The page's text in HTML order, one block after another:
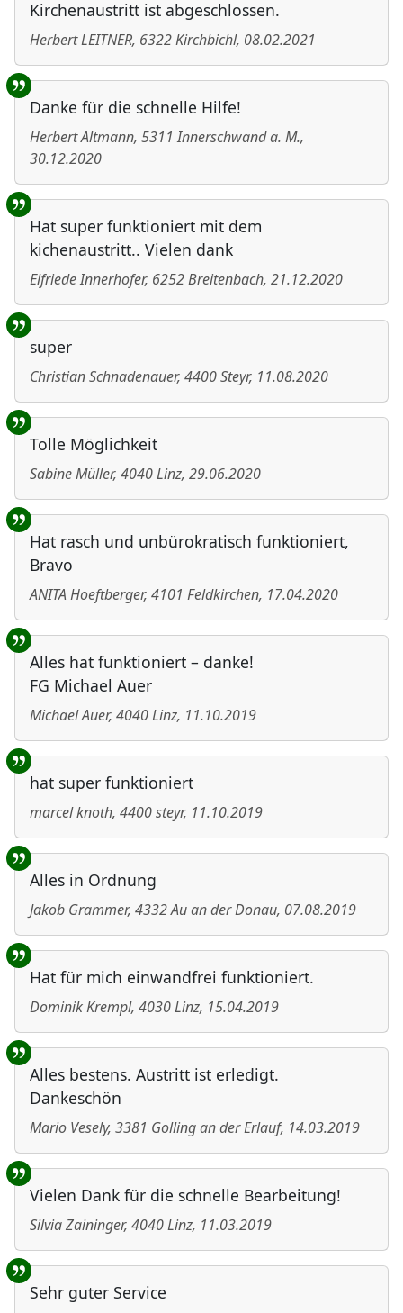
Kirchenaustritt ist abgeschlossen.
Herbert LEITNER, 6322Kirchbichl, 08.02.2021
Danke für die schnelle Hilfe!
Herbert Altmann, 5311 Innerschwand a. M.,
30.12.2020
Hat super funktioniert mit dem
kichenaustritt.. Vielen dank
Elfriede Innerhofer, 6252Breitenbach, 21.12.2020
super
Christian Schnadenauer, 4400Steyr, 11.08.2020
Tolle Möglichkeit
Sabine Müller, 4040Linz, 29.06.2020
Hat rasch und unbürokratisch funktioniert,
Bravo
ANITA Hoeftberger, 4101 Feldkirchen, 17.04.2020
Alles hat funktioniert – danke!
FG Michael Auer
Michael Auer, 4040Linz, 11.10.2019
hat super funktioniert
marcel knoth, 4400steyr, 11.10.2019
Alles in Ordnung
Jakob Grammer, 4332Au an der Donau, 07.08.2019
Hat für mich einwandfrei funktioniert.
Dominik Krempl, 4030Linz, 15.04.2019
Alles bestens. Austritt ist erledigt.
Dankeschön
Mario Vesely, 3381 Golling an der Erlauf, 14.03.2019
Vielen Dank für die schnelle Bearbeitung!
Silvia Zaininger, 4040Linz, 11.03.2019
Sehr guter Service